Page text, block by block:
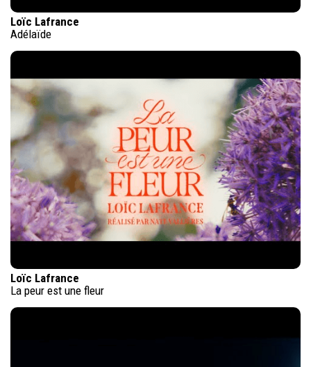
Loïc Lafrance
Adélaïde
Loïc Lafrance
La peur est une fleur